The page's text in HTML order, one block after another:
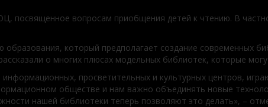
посвященное вопросам приобщения детей к чтению. В
который предполагает создание современных
о многих плюсах модельных библиотек, которые
просветительных и культурных центров,
обществе и нам важно объединять новые
нашей библиотеки теперь позволяют это делать», –